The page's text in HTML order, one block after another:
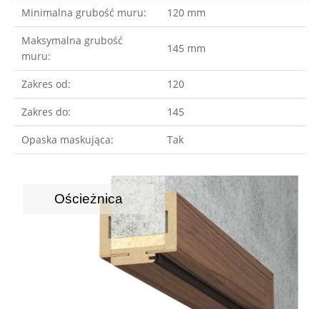
Minimalna grubość muru: 120 mm
Maksymalna grubość
muru:
145 mm
Zakres od: 120
Zakres do: 145
Opaska maskująca: Tak
Ościeżnica